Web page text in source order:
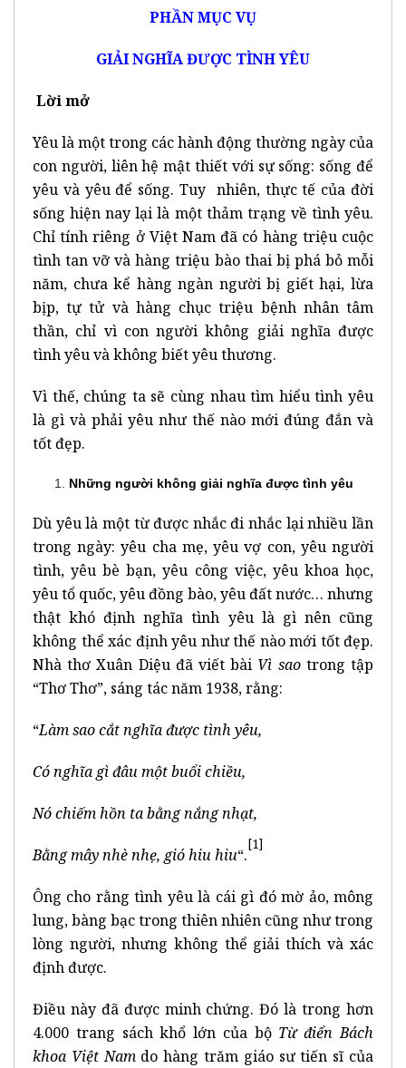
PHẦN MỤC VỤ
GIẢI NGHĨA ĐƯỢC TÌNH YÊU
Lời mở
Yêu là một trong các hành động thường ngày của
con người, liên hệ mật thiết với sự sống: sống để
yêu và yêu để sống. Tuy nhiên, thực tế của đời
sống hiện nay lại là một thảm trạng về tình yêu.
Chỉ tính riêng ở Việt Nam đã có hàng triệu cuộc
tình tan vỡ và hàng triệu bào thai bị phá bỏ mỗi
năm, chưa kể hàng ngàn người bị giết hại, lừa
bịp, tự tử và hàng chục triệu bệnh nhân tâm
thần, chỉ vì con người không giải nghĩa được
tình yêu và không biết yêu thương.
Vì thế, chúng ta sẽ cùng nhau tìm hiểu tình yêu
là gì và phải yêu như thế nào mới đúng đắn và
tốt đẹp.
Những người không giải nghĩa được tình yêu
Dù yêu là một từ được nhắc đi nhắc lại nhiều lần
trong ngày: yêu cha mẹ, yêu vợ con, yêu người
tình, yêu bè bạn, yêu công việc, yêu khoa học,
yêu tổ quốc, yêu đồng bào, yêu đất nước… nhưng
thật khó định nghĩa tình yêu là gì nên cũng
không thể xác định yêu như thế nào mới tốt đẹp.
Nhà thơ Xuân Diệu đã viết bài Vì saotrong tập
“Thơ Thơ”, sáng tác năm 1938, rằng:
“Làm sao cắt nghĩa được tình yêu,
Có nghĩa gì đâu một buổi chiều,
Nó chiếm hồn ta bằng nắng nhạt,
Bằng mây nhè nhẹ, gió hiu hiu“.
[1]
Ông cho rằng tình yêu là cái gì đó mờ ảo, mông
lung, bàng bạc trong thiên nhiên cũng như trong
lòng người, nhưng không thể giải thích và xác
định được.
Điều này đã được minh chứng. Đó là trong hơn
4.000 trang sách khổ lớn của bộ Từ điển Bách
khoa Việt Namdo hàng trăm giáo sư tiến sĩ của